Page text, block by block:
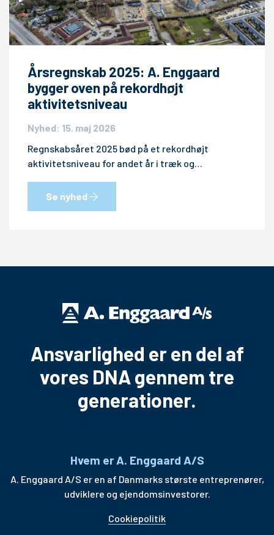
Årsregnskab 2025: A. Enggaard
bygger oven på rekordhøjt
aktivitetsniveau
Nyhed: 15. maj 2026
Regnskabsåret 2025 bød på et rekordhøjt
aktivitetsniveau for andet år i træk og…
Se nyhed
Ansvarlighed er en del af
vores DNA gennem tre
generationer.
Hvem er A. Enggaard A/S
A. Enggaard A/S er en af Danmarks største entreprenører,
udviklere og ejendomsinvestorer.
Cookiepolitik